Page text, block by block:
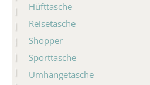
Hüfttasche
Reisetasche
Shopper
Sporttasche
Umhängetasche